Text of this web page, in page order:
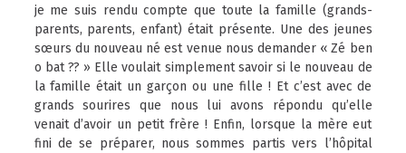
je me suis rendu compte que toute la famille (grands-
parents, parents, enfant) était présente. Une des jeunes
sœurs du nouveau né est venue nous demander « Zé ben
o bat ?? » Elle voulait simplement savoir si le nouveau de
la famille était un garçon ou une fille ! Et c’est avec de
grands sourires que nous lui avons répondu qu’elle
venait d’avoir un petit frère ! Enfin, lorsque la mère eut
fini de se préparer, nous sommes partis vers l’hôpital